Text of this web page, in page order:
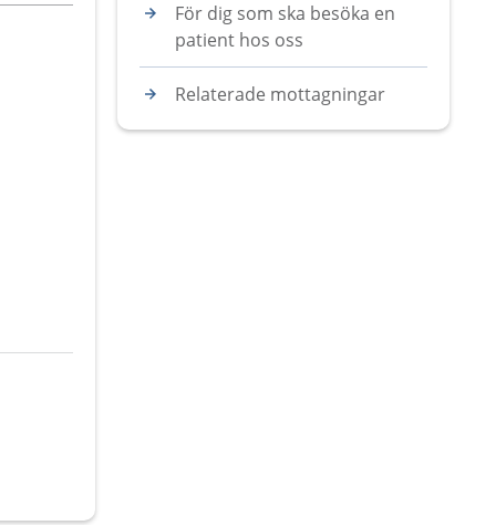
För dig som ska besöka en
patient hos oss
Relaterade mottagningar